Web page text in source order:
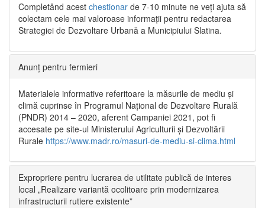
Completând acest chestionar de 7-10 minute ne veți ajuta să
colectam cele mai valoroase informații pentru redactarea
Strategiei de Dezvoltare Urbană a Municipiului Slatina.
Anunț pentru fermieri
Materialele informative referitoare la măsurile de mediu și
climă cuprinse în Programul Național de Dezvoltare Rurală
(PNDR) 2014 – 2020, aferent Campaniei 2021, pot fi
accesate pe site-ul Ministerului Agriculturii și Dezvoltării
Rurale https://www.madr.ro/masuri-de-mediu-si-clima.html
Expropriere pentru lucrarea de utilitate publică de interes
local „Realizare variantă ocolitoare prin modernizarea
infrastructurii rutiere existente”